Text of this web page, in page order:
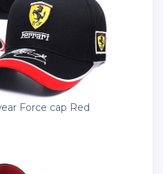
Force cap Red